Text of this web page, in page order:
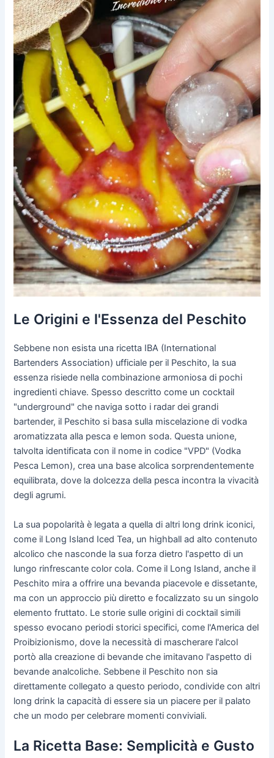
Le Origini e l'Essenza del Peschito
Sebbene non esista una ricetta IBA (International
Bartenders Association) ufficiale per il Peschito, la sua
essenza risiede nella combinazione armoniosa di pochi
ingredienti chiave. Spesso descritto come un cocktail
"underground" che naviga sotto i radar dei grandi
bartender, il Peschito si basa sulla miscelazione di vodka
aromatizzata alla pesca e lemon soda. Questa unione,
talvolta identificata con il nome in codice "VPD" (Vodka
Pesca Lemon), crea una base alcolica sorprendentemente
equilibrata, dove la dolcezza della pesca incontra la vivacità
degli agrumi.
La sua popolarità è legata a quella di altri long drink iconici,
come il Long Island Iced Tea, un highball ad alto contenuto
alcolico che nasconde la sua forza dietro l'aspetto di un
lungo rinfrescante color cola. Come il Long Island, anche il
Peschito mira a offrire una bevanda piacevole e dissetante,
ma con un approccio più diretto e focalizzato su un singolo
elemento fruttato. Le storie sulle origini di cocktail simili
spesso evocano periodi storici specifici, come l'America del
Proibizionismo, dove la necessità di mascherare l'alcol
portò alla creazione di bevande che imitavano l'aspetto di
bevande analcoliche. Sebbene il Peschito non sia
direttamente collegato a questo periodo, condivide con altri
long drink la capacità di essere sia un piacere per il palato
che un modo per celebrare momenti conviviali.
La Ricetta Base: Semplicità e Gusto